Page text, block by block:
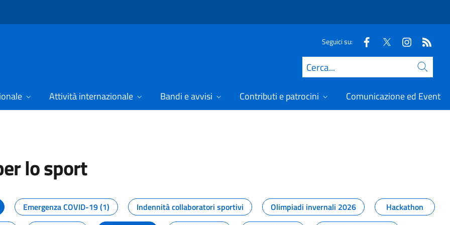
Seguici su:
Cerca
Attività internazionale Bandi e avvisi Contributi e patrocini Comunicazione ed Eventi
lo sport
dal Dipartimento per lo sport
Emergenza COVID-19 (1) Indennità collaboratori sportivi Olimpiadi invernali 2026
Hackathon